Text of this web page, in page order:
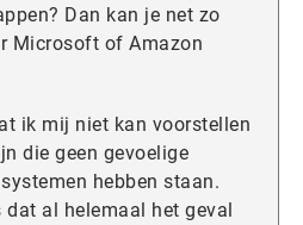
Dan kan je net zo
Microsoft of Amazon
ik mij niet kan voorstellen
die geen gevoelige
hebben staan.
dat al helemaal het geval